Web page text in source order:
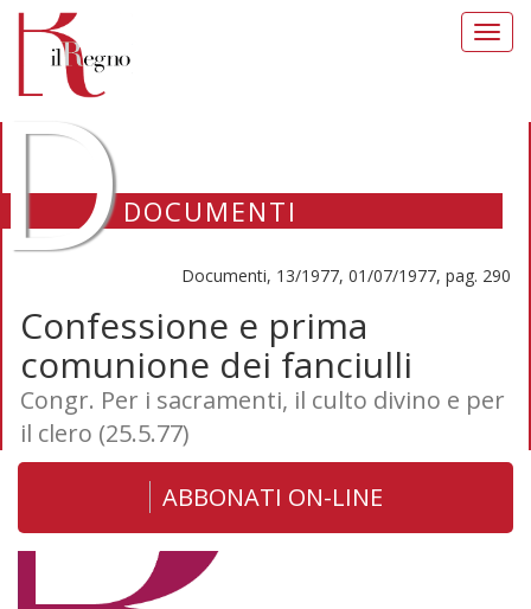
DOCUMENTI
Documenti, 13/1977, 01/07/1977, pag. 290
Confessione e prima
comunione dei fanciulli
Congr. Per i sacramenti, il culto divino e per
il clero (25.5.77)
ABBONATI ON-LINE